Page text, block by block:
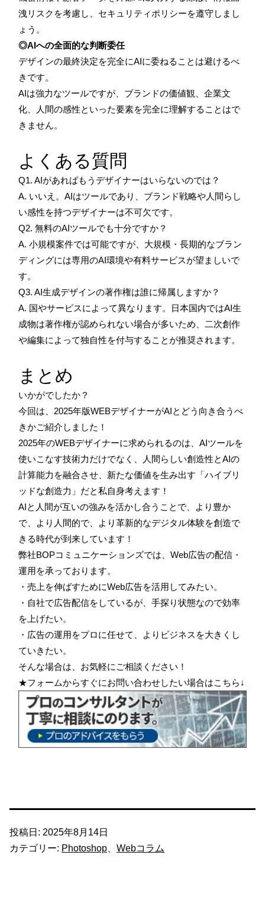
洩リスクを考慮し、セキュリティポリシーを遵守しまし
ょう。
◎AIへの全面的な判断委任
デザインの最終決定を完全にAIに委ねることは避けるべ
きです。
AIは強力なツールですが、ブランドの価値観、企業文
化、人間の感性といった要素を完全に理解することはで
きません。
よくある質問
Q1. AIがあればもうデザイナーはいらないのでは？
A. いいえ。AIはツールであり、ブランド戦略や人間らし
い感性を持つデザイナーは不可欠です。
Q2. 無料のAIツールでも十分ですか？
A. 小規模案件では可能ですが、大規模・長期的なブラン
ディングには専用のAI環境や有料サービスが望ましいで
す。
Q3. AI生成デザインの著作権は誰に帰属しますか？
A. 国やサービスによって異なります。日本国内ではAI生
成物は著作権が認められない場合が多いため、二次創作
や編集によって独自性を付与することが推奨されます。
まとめ
いかがでしたか？
今回は、2025年版WEBデザイナーがAIとどう向き合うべ
きかご紹介しました！
2025年のWEBデザイナーに求められるのは、AIツールを
使いこなす技術力だけでなく、人間らしい創造性とAIの
計算能力を融合させ、新たな価値を生み出す「ハイブリ
ッドな創造力」だと私自身考えます！
AIと人間が互いの強みを活かし合うことで、より豊か
で、より人間的で、より革新的なデジタル体験を創造で
きる時代が到来しています！
弊社BOPコミュニケーションズでは、Web広告の配信・
運用を承っております。
・売上を伸ばすためにWeb広告を活用してみたい。
・自社で広告配信をしているが、手探り状態なので効率
を上げたい。
・広告の運用をプロに任せて、よりビジネスを大きくし
ていきたい。
そんな場合は、お気軽にご相談ください！
★フォームからすぐにお問い合わせしたい場合はこちら↓
投稿日: 2025年8月14日
カテゴリー: Photoshop Webコラム